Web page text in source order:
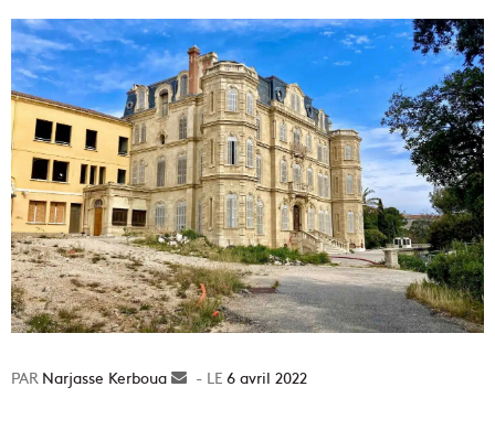
Narjasse Kerboua
Envoyer6 avril 2022